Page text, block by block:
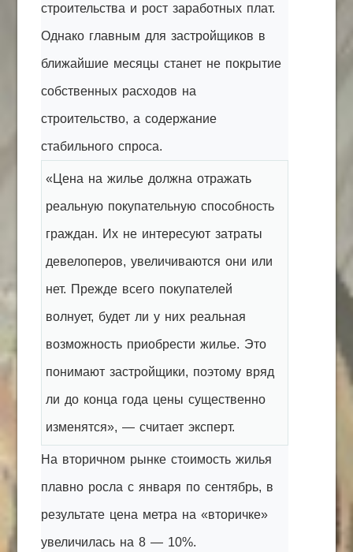
строительства и рост заработных плат.
Однако главным для застройщиков в
ближайшие месяцы станет не покрытие
собственных расходов на
строительство, а содержание
стабильного спроса.
«Цена на жилье должна отражать
реальную покупательную способность
граждан. Их не интересуют затраты
девелоперов, увеличиваются они или
нет. Прежде всего покупателей
волнует, будет ли у них реальная
возможность приобрести жилье. Это
понимают застройщики, поэтому вряд
ли до конца года цены существенно
изменятся», — считает эксперт.
На вторичном рынке стоимость жилья
плавно росла с января по сентябрь, в
результате цена метра на «вторичке»
увеличилась на 8 — 10%.